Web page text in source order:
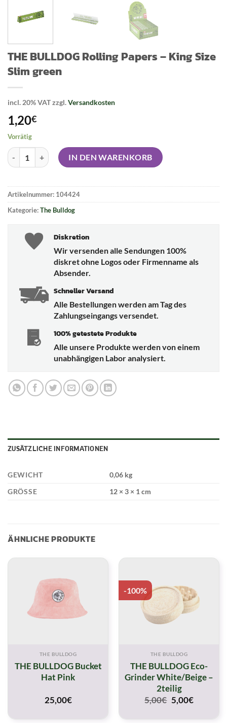
THE BULLDOG Rolling Papers – King Size
Slim green
incl. 20% VATzzgl.Versandkosten
1,20€
Vorrätig
THE BULLDOG Rolling Papers - King Size Slim green Menge
IN DEN WARENKORB
Artikelnummer: 104424
Kategorie:The Bulldog
Diskretion
Wir versenden alle Sendungen 100%
diskret ohne Logos oder Firmenname als
Absender.
Schneller Versand
Alle Bestellungen werden am Tag des
Zahlungseingangs versendet.
100% getestete Produkte
Alle unsere Produkte werden von einem
unabhängigen Labor analysiert.
ZUSÄTZLICHE INFORMATIONEN
GEWICHT
0,06 kg
GRÖSSE
12 × 3 × 1 cm
ÄHNLICHE PRODUKTE
THE BULLDOG
THE BULLDOG Bucket
Hat Pink
25,00€
-100%
THE BULLDOG
THE BULLDOG Eco-
Grinder White/Beige –
2teilig
5,00€ Original
price
5,00€Current